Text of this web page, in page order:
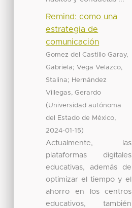
Remind: como una
estrategia de
comunicación
Gomez del Castillo Garay,
Gabriela;Vega Velazco,
Stalina; Hernández
Villegas, Gerardo
(Universidad autónoma
del Estado de México,
2024-01-15)
Actualmente, las
plataformas digitales
educativas, además de
optimizar el tiempo y el
ahorro en los centros
educativos, también